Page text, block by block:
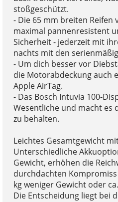
stoßgeschützt.
- Die 65 mm breiten Reifen
maximal pannenresistent
Sicherheit - jederzeit mit
nachts mit den
- Um dich besser vor
die Motorabdeckung auch
Apple AirTag.
- Das Bosch Intuvia 100-
Wesentliche und macht es
zu behalten.
Leichtes Gesamtgewicht
Unterschiedliche
Gewicht, erhöhen die
durchdachten Kompromiss
kg weniger Gewicht oder
Die Entscheidung liegt bei